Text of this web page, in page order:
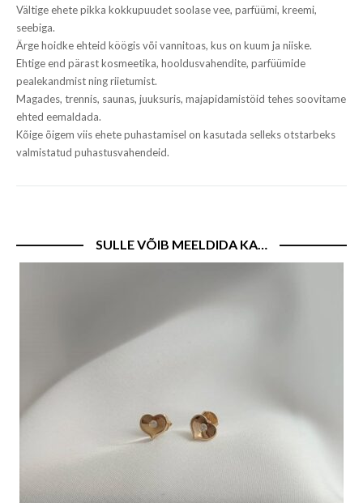
Vältige ehete pikka kokkupuudet soolase vee, parfüümi, kreemi,
seebiga.
Ärge hoidke ehteid köögis või vannitoas, kus on kuum ja niiske.
Ehtige end pärast kosmeetika, hooldusvahendite, parfüümide
pealekandmist ning riietumist.
Magades, trennis, saunas, juuksuris, majapidamistöid tehes soovitame
ehted eemaldada.
Kõige õigem viis ehete puhastamisel on kasutada selleks otstarbeks
valmistatud puhastusvahendeid.
SULLE VÕIB MEELDIDA KA…